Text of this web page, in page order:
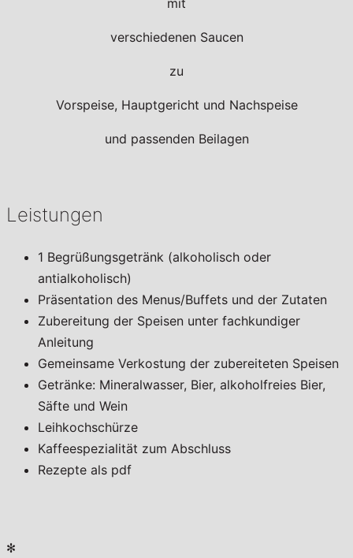
mit
verschiedenen Saucen
zu
Vorspeise, Hauptgericht und Nachspeise
und passenden Beilagen
Leistungen
1 Begrüßungsgetränk (alkoholisch oder
antialkoholisch)
Präsentation des Menus/Buffets und der Zutaten
Zubereitung der Speisen unter fachkundiger
Anleitung
Gemeinsame Verkostung der zubereiteten Speisen
Getränke: Mineralwasser, Bier, alkoholfreies Bier,
Säfte und Wein
Leihkochschürze
Kaffeespezialität zum Abschluss
Rezepte als pdf
✻